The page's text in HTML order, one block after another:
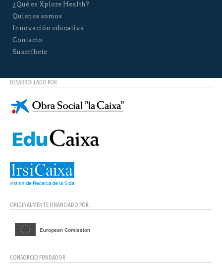
¿Qué es Xplore Health?
Quienes somos
Innovación educativa
Contacto
Suscríbete
DESARROLLADO POR:
ORIGINALMENTE FINANCIADO POR:
CONSORCIO FUNDADOR: